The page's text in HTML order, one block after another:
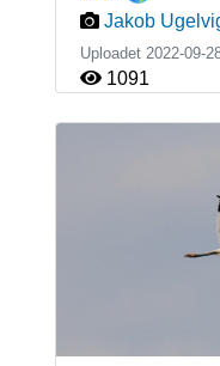
Jakob
Uploadet 2022-09-
1091